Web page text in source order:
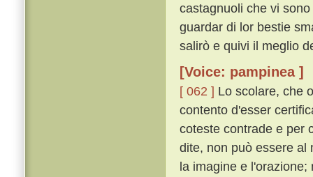
castagnuoli che vi
guardar di lor bestie
salirò e quivi il meglio
[Voice: pampinea ]
[ 062 ] Lo scolare, che
contento d'esser
coteste contrade e per
dite, non può essere al
la imagine e